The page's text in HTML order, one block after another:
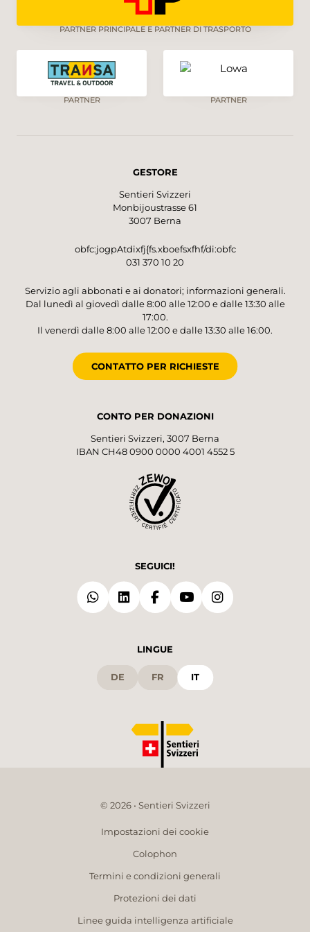
PARTNER PRINCIPALE E PARTNER DI TRASPORTO
PARTNER PARTNER
GESTORE
Sentieri Svizzeri
Monbijoustrasse 61
3007 Berna
obfc:jogpAtdixfj{fs.xboefsxfhf/di:obfc
031 370 10 20
Servizio agli abbonati e ai donatori; informazioni generali.
Dal lunedì al giovedì dalle 8:00 alle 12:00 e dalle 13:30 alle
17:00.
Il venerdì dalle 8:00 alle 12:00 e dalle 13:30 alle 16:00.
CONTATTO PER RICHIESTE
CONTO PER DONAZIONI
Sentieri Svizzeri, 3007 Berna
IBAN CH48 0900 0000 4001 4552 5
SEGUICI!
LINGUE
DE FR IT
© 2026 • Sentieri Svizzeri
Impostazioni dei cookie
Colophon
Termini e condizioni generali
Protezioni dei dati
Linee guida intelligenza artificiale